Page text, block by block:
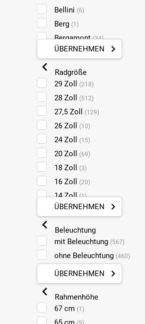
Bellini (6)
Berg (1)
Bergamont(34)
Bianchi(2)
Boomer(4)
Brompton(30)
Cannondale(13)
Carver (36)
Centurion(5)
Cervelo(9)
Conway(6)
Crussis(3)
Cube (140)
Dahon (1)
Desiknio
Diamant(16)
Electra(4)
Felt(2)
Focus
GASGAS
ÜBERNEHMEN
Radgröße
29 Zoll
(218)
28 Zoll (512)
27,5 Zoll (129)
26 Zoll (10)
24 Zoll (15)
20 Zoll (69)
18 Zoll (3)
16 Zoll (20)
14 Zoll(1)
12 Zoll(9)
ÜBERNEHMEN
Beleuchtung
mit Beleuchtung (567)
ohne Beleuchtung (460)
ÜBERNEHMEN
Rahmenhöhe
67 cm (1)